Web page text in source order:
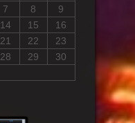
7 8
9
14 15
16
21 22
23
28 29
30